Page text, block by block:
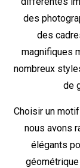
des
des
magnifiques
nombreux
de
Choisir un
nous avons
élégants
géométrique